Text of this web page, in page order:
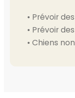
• Prévoir
• Prévoir
• Chiens